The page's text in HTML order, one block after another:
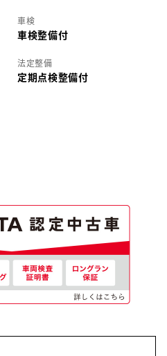
車検
車検整備付
法定整備
定期点検整備付